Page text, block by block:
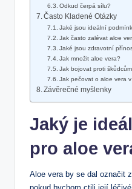
Odkud čerpá sílu?
Často Kladené Otázky
Jaké jsou ideální
Jak často zalévat aloe
Jaké jsou zdravotní
Jak množit aloe vera?
Jak bojovat proti
Jak pečovat o aloe vera v
Závěrečné myšlenky
Jaký je
pro aloe
Aloe vera by se dal označit